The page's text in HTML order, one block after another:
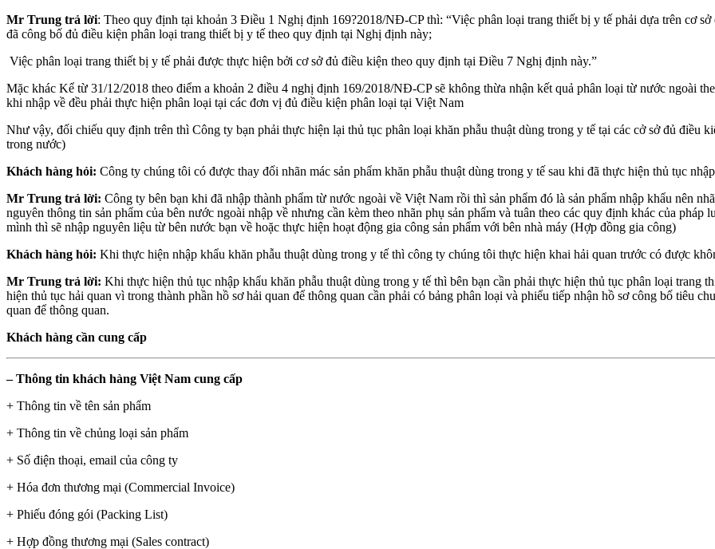
Mr Trung trả lời: Theo quy định tại khoản 3 Điều 1 Nghị định 169?2018/NĐ-CP thì: “Việc phân loại trang thiết bị y tế phải dựa trên cơ
đã công bố đủ điều kiện phân loại trang thiết bị y tế theo quy định tại Nghị định này;
Việc phân loại trang thiết bị y tế phải được thực hiện bởi cơ sở đủ điều kiện theo quy định tại Điều 7 Nghị định này.”
Mặc khác Kể từ 31/12/2018 theo điểm a khoản 2 điều 4 nghị định 169/2018/NĐ-CP sẽ không thừa nhận kết quả phân loại từ nước ngoài
khi nhập về đều phải thực hiện phân loại tại các đơn vị đủ điều kiện phân loại tại Việt Nam
Như vậy, đối chiếu quy định trên thì Công ty bạn phải thực hiện lại thủ tục phân loại khăn phẫu thuật dùng trong y tế tại các cở sở đủ điều
trong nước)
Khách hàng hỏi: Công ty chúng tôi có được thay đổi nhãn mác sản phẩm khăn phẫu thuật dùng trong y tế sau khi đã thực hiện thủ tục
Mr Trung trả lời: Công ty bên bạn khi đã nhập thành phẩm từ nước ngoài về Việt Nam rồi thì sản phẩm đó là sản phẩm nhập khẩu nên
nguyên thông tin sản phẩm của bên nước ngoài nhập về nhưng cần kèm theo nhãn phụ sản phẩm và tuân theo các quy định khác của
mình thì sẽ nhập nguyên liệu từ bên nước bạn về hoặc thực hiện hoạt động gia công sản phẩm với bên nhà máy (Hợp đồng gia công)
Khách hàng hỏi: Khi thực hiện nhập khẩu khăn phẫu thuật dùng trong y tế thì công ty chúng tôi thực hiện khai hải quan trước có được
Mr Trung trả lời: Khi thực hiện thủ tục nhập khẩu khăn phẫu thuật dùng trong y tế thì bên bạn cần phải thực hiện thủ tục phân loại trang
hiện thủ tục hải quan vì trong thành phần hồ sơ hải quan để thông quan cần phải có bảng phân loại và phiểu tiếp nhận hồ sơ công bố tiêu
quan để thông quan.
Khách hàng cần cung cấp
– Thông tin khách hàng Việt Nam cung cấp
+ Thông tin về tên sản phẩm
+ Thông tin về chủng loại sản phẩm
+ Số điện thoại, email của công ty
+ Hóa đơn thương mại (Commercial Invoice)
+ Phiếu đóng gói (Packing List)
+ Hợp đồng thương mại (Sales contract)